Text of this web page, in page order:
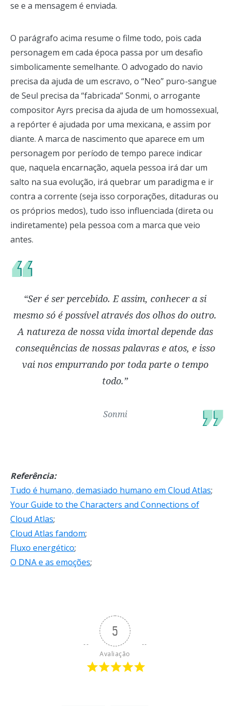
se e a mensagem é enviada.
O parágrafo acima resume o filme todo, pois cada
personagem em cada época passa por um desafio
simbolicamente semelhante. O advogado do navio
precisa da ajuda de um escravo, o “Neo” puro-sangue
de Seul precisa da “fabricada” Sonmi, o arrogante
compositor Ayrs precisa da ajuda de um homossexual,
a repórter é ajudada por uma mexicana, e assim por
diante. A marca de nascimento que aparece em um
personagem por período de tempo parece indicar
que, naquela encarnação, aquela pessoa irá dar um
salto na sua evolução, irá quebrar um paradigma e ir
contra a corrente (seja isso corporações, ditaduras ou
os próprios medos), tudo isso influenciada (direta ou
indiretamente) pela pessoa com a marca que veio
antes.
“Ser é ser percebido. E assim, conhecer a si
mesmo só é possível através dos olhos do outro.
A natureza de nossa vida imortal depende das
consequências de nossas palavras e atos, e isso
vai nos empurrando por toda parte o tempo
todo.”
Sonmi
Referência:
Tudo é humano, demasiado humano em Cloud Atlas;
Your Guide to the Characters and Connections of
Cloud Atlas;
Cloud Atlas fandom;
Fluxo energético;
O DNA e as emoções;
5
Avaliação